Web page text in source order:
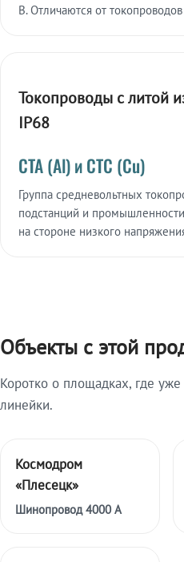
В. Отличаются от
Токопроводы с литой
IP68
СТА (Al) и СТС (Cu)
Группа средневольтных
подстанций и
на стороне низкого
Объекты с этой
Коротко о площадках, где
линейки.
Космодром
«Плесецк»
Шинопровод 4000 А